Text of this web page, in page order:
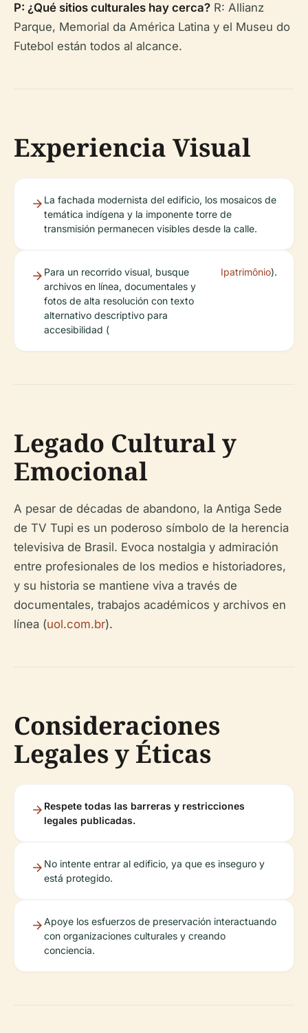
P: ¿Qué sitios culturales hay cerca? R: Allianz
Parque, Memorial da América Latina y el Museu do
Futebol están todos al alcance.
Experiencia Visual
La fachada modernista del edificio, los mosaicos de
temática indígena y la imponente torre de
transmisión permanecen visibles desde la calle.
Para un recorrido visual, busque
archivos en línea, documentales y
fotos de alta resolución con texto
alternativo descriptivo para
accesibilidad (
Ipatrimônio).
Legado Cultural y
Emocional
A pesar de décadas de abandono, la Antiga Sede
de TV Tupi es un poderoso símbolo de la herencia
televisiva de Brasil. Evoca nostalgia y admiración
entre profesionales de los medios e historiadores,
y su historia se mantiene viva a través de
documentales, trabajos académicos y archivos en
línea (uol.com.br).
Consideraciones
Legales y Éticas
Respete todas las barreras y restricciones
legales publicadas.
No intente entrar al edificio, ya que es inseguro y
está protegido.
Apoye los esfuerzos de preservación interactuando
con organizaciones culturales y creando
conciencia.